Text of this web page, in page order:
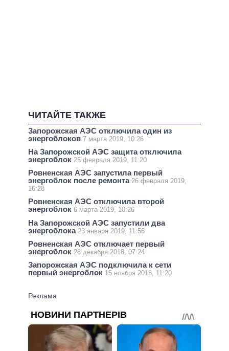
ЧИТАЙТЕ ТАКЖЕ
Запорожская АЭС отключила один из
энергоблоков 7 марта 2019, 10:26
На Запорожской АЭС защита отключила
энергоблок 25 февраля 2019, 11:20
Ровненская АЭС запустила первый
энергоблок после ремонта 26 февраля 2019,
16:28
Ровненская АЭС отключила второй
энергоблок 6 марта 2019, 10:26
На Запорожской АЭС запустили два
энергоблока 23 января 2019, 11:56
Ровненская АЭС отключает первый
энергоблок 28 декабря 2018, 07:24
Запорожская АЭС подключила к сети
первый энергоблок 15 ноября 2018, 11:20